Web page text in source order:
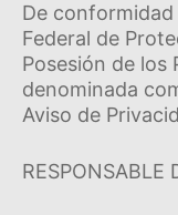
De
Federal de
Posesión de los
denominada
Aviso de
RESPONSABLE